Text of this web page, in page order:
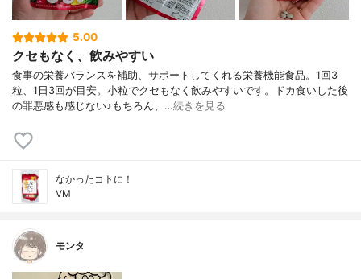
5.00
クセもなく、飲みやすい
食事の栄養バランスを補助、サポートしてくれる栄養機能食品。1回3
粒、1日3回が目安。小粒でクセもなく飲みやすいです。ドカ食いした後
の罪悪感も感じない♪もちろん、…続きを見る
なかったコトに！
VM
モンタ